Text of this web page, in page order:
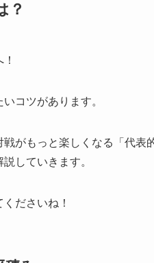
？
コツがあります。
がもっと楽しくなる「代表
していきます。
ださいね！